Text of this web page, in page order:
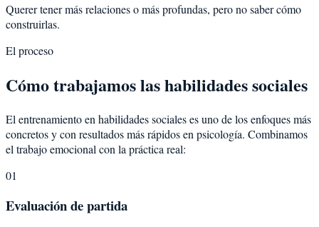
Querer tener más relaciones o más profundas, pero no saber cómo
construirlas.
El proceso
Cómo trabajamos las habilidades sociales
El entrenamiento en habilidades sociales es uno de los enfoques más
concretos y con resultados más rápidos en psicología. Combinamos
el trabajo emocional con la práctica real:
01
Evaluación de partida